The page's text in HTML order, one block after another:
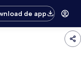
de app